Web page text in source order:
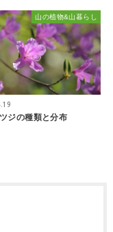
山の植物&山暮らし
ジの種類と分布